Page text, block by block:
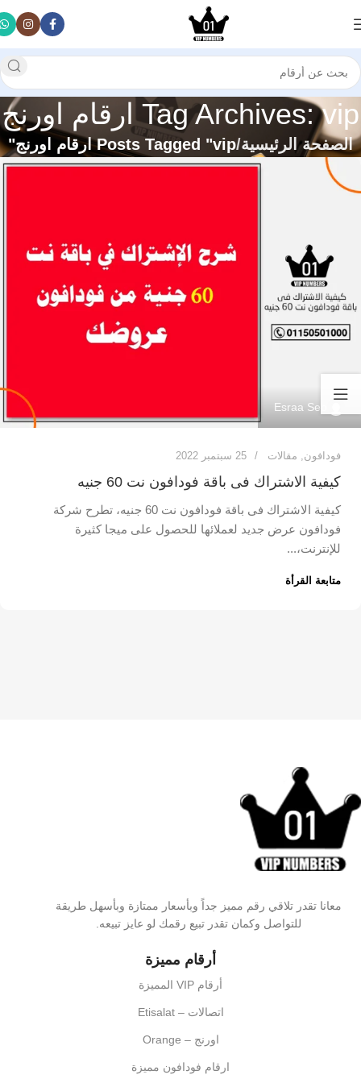
Tag Archives: vip ارقام اورنج
الصفحة الرئيسية Posts Tagged "vip ارقام اورنج"
Esraa Seo
فودافون, مقالات 25 سبتمبر 2022
كيفية الاشتراك فى باقة فودافون نت 60 جنيه
كيفية الاشتراك فى باقة فودافون نت 60 جنيه، تطرح شركة
فودافون عرض جديد لعملائها للحصول على ميجا كثيرة
للإنترنت،...
متابعة القرأة
معانا تقدر تلاقي رقم مميز جداً وبأسعار ممتازة وبأسهل طريقة
للتواصل وكمان تقدر تبيع رقمك لو عايز تبيعه.
أرقام مميزة
أرقام VIP المميزة
اتصالات – Etisalat
اورنج – Orange
ارقام فودافون مميزة